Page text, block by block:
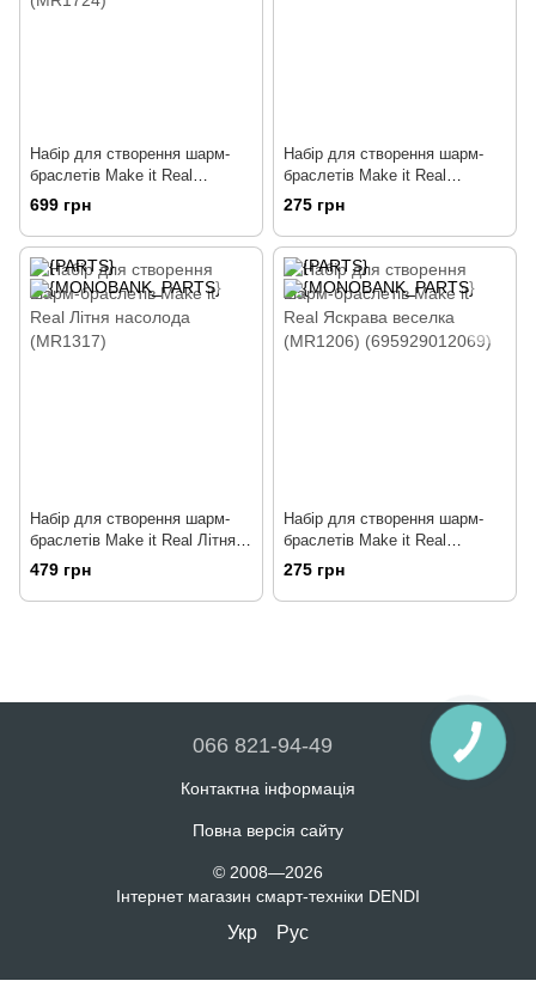
Набір для створення шарм-
браслетів Make it Real
Казкова природа з
кристалами Swarovski
(MR1724)
699 грн
Набір для створення шарм-
браслетів Make it Real
Квіткова фантазія (MR1202)
(695929012021)
275 грн
Набір для створення шарм-
браслетів Make it Real Літня
насолода (MR1317)
479 грн
Набір для створення шарм-
браслетів Make it Real
Яскрава веселка (MR1206)
(695929012069)
275 грн
066 821-94-49
Контактна інформація
Повна версія сайту
© 2008—2026
Інтернет магазин смарт-техніки DENDI
Укр Рус